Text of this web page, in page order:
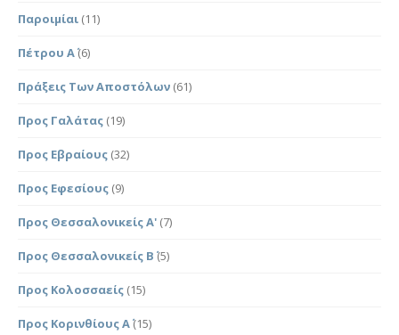
Παροιμίαι (11)
Πέτρου Α΄(6)
Πράξεις Των Αποστόλων (61)
Προς Γαλάτας (19)
Προς Εβραίους (32)
Προς Εφεσίους (9)
Προς Θεσσαλονικείς Α' (7)
Προς Θεσσαλονικείς Β΄ (5)
Προς Κολοσσαείς (15)
Προς Κορινθίους Α΄(15)